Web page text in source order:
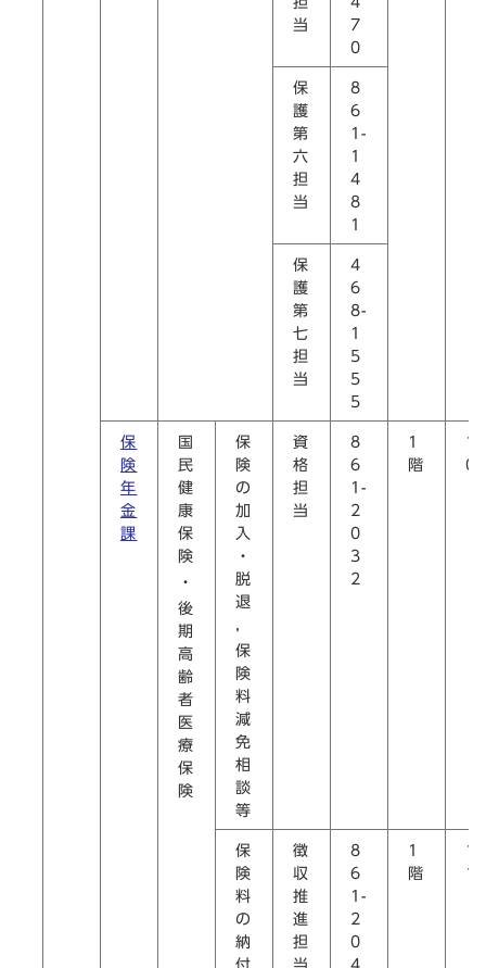
当
7
0
保
護
第
六
担
当
8
6
1-
1
4
8
1
保
護
第
七
担
当
4
6
8-
1
5
5
5
保
険
年
金
課
国
民
健
康
保
険
・
後
期
高
齢
者
医
療
保
険
保
険
の
加
入
・
脱
退
保
険
料
減
免
相
談
等
資
格
担
当
8
6
1-
2
0
3
2
1
階
1
0
保
険
料
の
納
付
徴
収
推
進
担
当
8
6
1-
2
0
4
1
階
1
1